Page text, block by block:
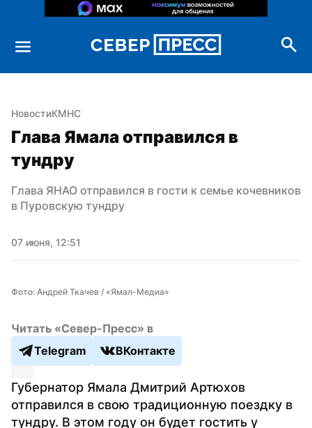
НовостиКМНС
Глава Ямала отправился в
тундру
Глава ЯНАО отправился в гости к семье кочевников
в Пуровскую тундру
07 июня, 12:51
Фото: Андрей Ткачев / «Ямал-Медиа»
Читать «Север-Пресс» в
Telegram
ВКонтакте
Губернатор Ямала Дмитрий Артюхов
отправился в свою традиционную поездку в
тундру. В этом году он будет гостить у